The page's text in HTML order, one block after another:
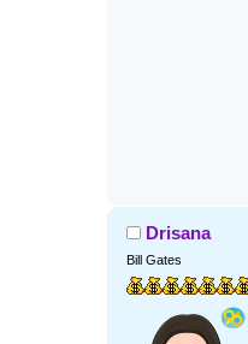
Drisana
Bill Gates